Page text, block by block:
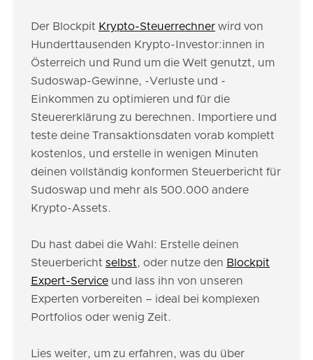
Der Blockpit Krypto-Steuerrechner wird von
Hunderttausenden Krypto-Investor:innen in
Österreich und Rund um die Welt genutzt, um
Sudoswap-Gewinne, -Verluste und -
Einkommen zu optimieren und für die
Steuererklärung zu berechnen. Importiere und
teste deine Transaktionsdaten vorab komplett
kostenlos, und erstelle in wenigen Minuten
deinen vollständig konformen Steuerbericht für
Sudoswap und mehr als 500.000 andere
Krypto-Assets.
Du hast dabei die Wahl: Erstelle deinen
Steuerbericht selbst, oder nutze den Blockpit
Expert-Service und lass ihn von unseren
Experten vorbereiten – ideal bei komplexen
Portfolios oder wenig Zeit.
Lies weiter, um zu erfahren, was du über